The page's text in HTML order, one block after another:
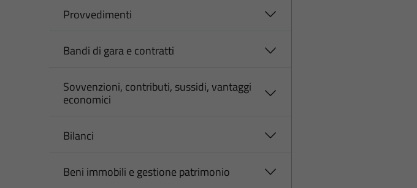
Provvedimenti
Bandi di gara e contratti
Sovvenzioni, contributi, sussidi, vantaggi
economici
Bilanci
Beni immobili e gestione patrimonio